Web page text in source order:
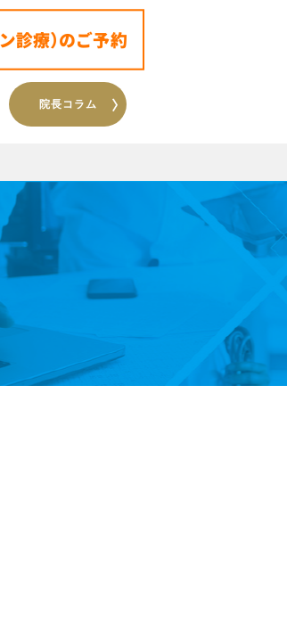
院長コラム